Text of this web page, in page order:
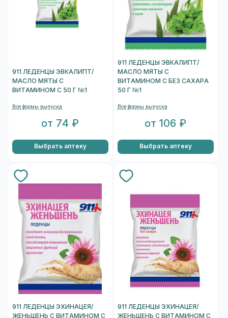
911 ЛЕДЕНЦЫ ЭВКАЛИПТ/
МАСЛО МЯТЫ С
ВИТАМИНОМ С 50 Г №1
Все формы выпуска
от 74 ₽
Выбрать аптеку
911 ЛЕДЕНЦЫ ЭВКАЛИПТ/
МАСЛО МЯТЫ С
ВИТАМИНОМ С БЕЗ САХАРА
50 Г №1
Все формы выпуска
от 106 ₽
Выбрать аптеку
911 ЛЕДЕНЦЫ ЭХИНАЦЕЯ/
ЖЕНЬШЕНЬ С ВИТАМИНОМ С
911 ЛЕДЕНЦЫ ЭХИНАЦЕЯ/
ЖЕНЬШЕНЬ С ВИТАМИНОМ С